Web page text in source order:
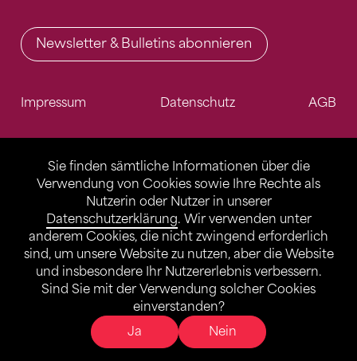
Sie finden sämtliche Informationen über die
Verwendung von Cookies sowie Ihre Rechte als
Nutzerin oder Nutzer in unserer
Datenschutzerklärung. Wir verwenden unter
anderem Cookies, die nicht zwingend erforderlich
sind, um unsere Website zu nutzen, aber die Website
und insbesondere Ihr Nutzererlebnis verbessern.
Sind Sie mit der Verwendung solcher Cookies
einverstanden?
Ja
Nein
Newsletter & Bulletins abonnieren
Impressum Datenschutz AGB